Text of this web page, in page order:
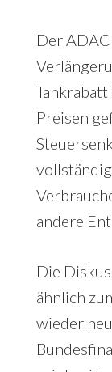
Der
Preisen
andere
Die
ähnlich
wieder